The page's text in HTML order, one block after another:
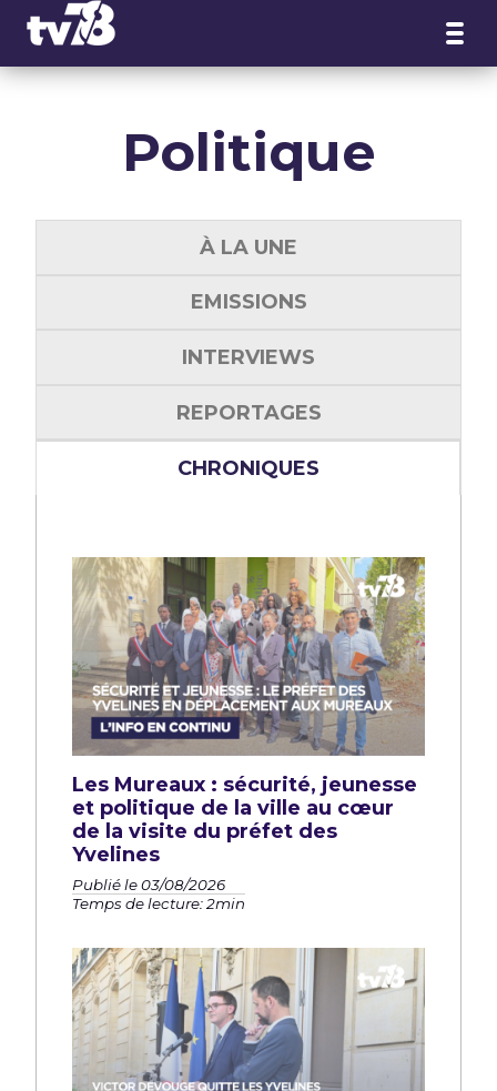
Politique
À LA UNE
EMISSIONS
INTERVIEWS
REPORTAGES
CHRONIQUES
Les Mureaux : sécurité, jeunesse
et politique de la ville au cœur
de la visite du préfet des
Yvelines
Publié le 03/08/2026
Temps de lecture: 2min
Panneau de gestion des cookies